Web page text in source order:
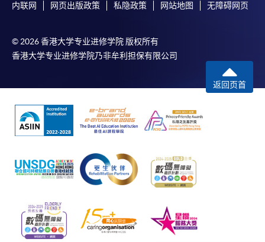
功被獲取錄。任何不成功的申請，課程組職員將儘
申請人應注意，不論親身或網上報讀，相同的課
程/科目只可提交一次申請。
在網上報名過程中，付款成功後，網頁將顯示付款
確認。另外，確認電子郵件亦會發送到 閣下的電
子郵件帳戶。請保留確定回條作日後查詢用途。
除特殊情況(例如課程因報名人數不足而被取消)及
法例規定外，一切已繳費用，概不退還。
如須甄選入學，則正式收據並不可作為 閣下已獲
取錄的證明。學院將在截止報名日期後儘快通知申
請者是否獲取錄。落選的申請人將獲退還已繳交的
學費。
内联网 网页出版政策 私隐政策 网站地图 无障碍网页
© 2026 香港大学专业进修学院 版权所有
香港大学专业进修学院乃非牟利担保有限公司
返回页首